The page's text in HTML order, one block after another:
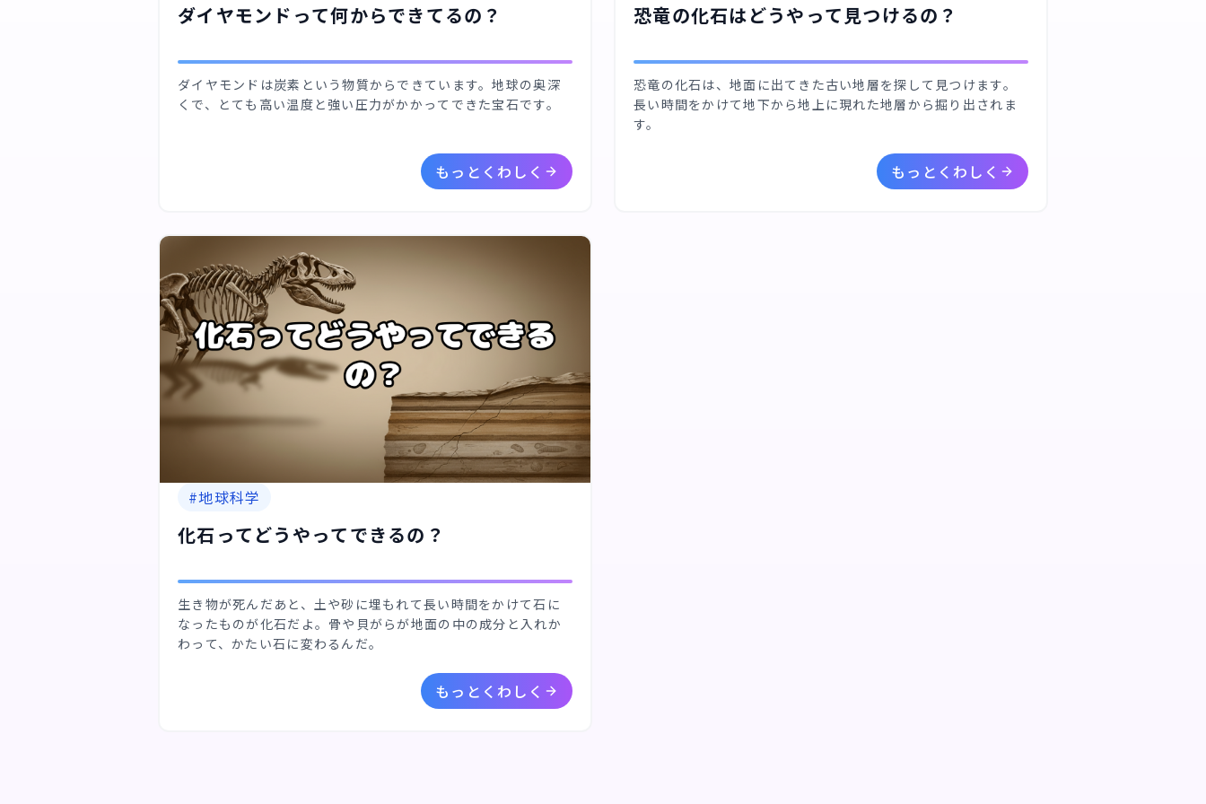
ダイヤモンドって何からできてるの？
ダイヤモンドは炭素という物質からできています。地球の奥深
くで、とても高い温度と強い圧力がかかってできた宝石です。
もっとくわしく
恐竜の化石はどうやって見つけるの？
恐竜の化石は、地面に出てきた古い地層を探して見つけます。
長い時間をかけて地下から地上に現れた地層から掘り出されま
す。
もっとくわしく
#地球科学
化石ってどうやってできるの？
生き物が死んだあと、土や砂に埋もれて長い時間をかけて石に
なったものが化石だよ。骨や貝がらが地面の中の成分と入れか
わって、かたい石に変わるんだ。
もっとくわしく